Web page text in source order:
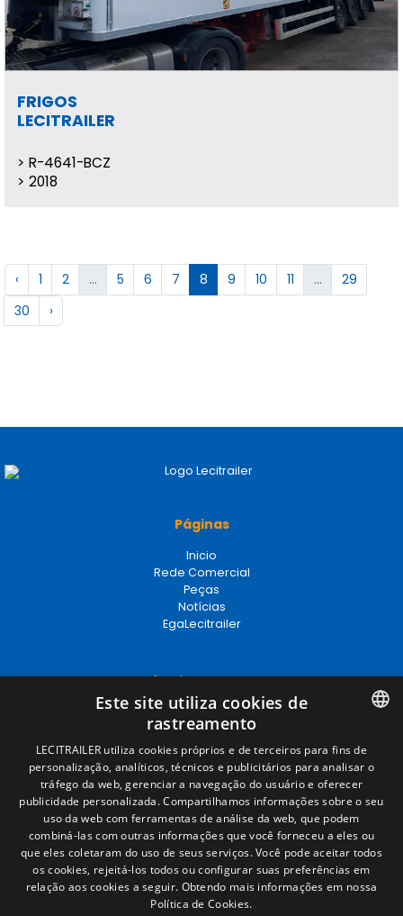
FRIGOS
LECITRAILER
R-4641-BCZ
2018
‹ 1 2 ... 5 6 7 8 9 10 11 ...
29
30
›
Páginas
Inicio
Rede Comercial
Peças
Notícias
EgaLecitrailer
Términos legales
Aviso legal
Política de privacidade
Política de cookies
Condições Gerais de Venda
Gerenciar cookies
Contacto
Camino de los Huertos, S/N. Apdo 100
50620 - Casetas (Zaragoza) SPAIN
SPANISH
ENGLISH
FRENCH
ITALIAN
PORTUGUESE
Este site utiliza cookies de
rastreamento
LECITRAILER utiliza cookies próprios e de terceiros para fins de
personalização, analíticos, técnicos e publicitários para analisar o
tráfego da web, gerenciar a navegação do usuário e oferecer
publicidade personalizada. Compartilhamos informações sobre o seu
uso da web com ferramentas de análise da web, que podem
combiná-las com outras informações que você forneceu a eles ou
que eles coletaram do uso de seus serviços. Você pode aceitar todos
os cookies, rejeitá-los todos ou configurar suas preferências em
relação aos cookies a seguir. Obtendo mais informações em nossa
Política de Cookies.